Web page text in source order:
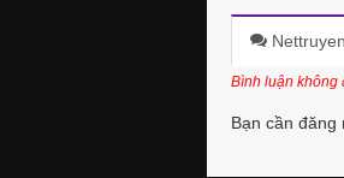
Bình luận không
Bạn cần đăng